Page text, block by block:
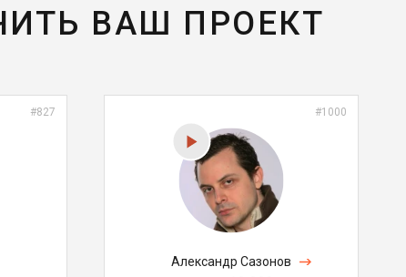
ВАШ ПРОЕКТ
#827 #1000
Александр Сазонов